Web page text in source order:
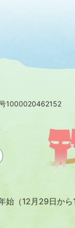
1000020462152
始 （12月29日か